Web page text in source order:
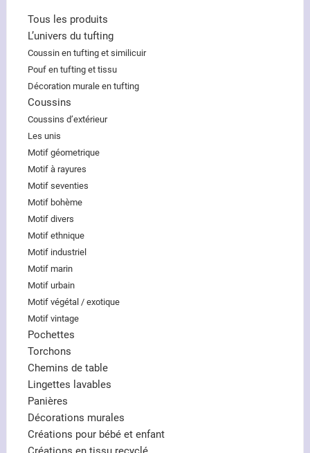
Tous les produits
L’univers du tufting
Coussin en tufting et similicuir
Pouf en tufting et tissu
Décoration murale en tufting
Coussins
Coussins d’extérieur
Les unis
Motif géometrique
Motif à rayures
Motif seventies
Motif bohème
Motif divers
Motif ethnique
Motif industriel
Motif marin
Motif urbain
Motif végétal / exotique
Motif vintage
Pochettes
Torchons
Chemins de table
Lingettes lavables
Panières
Décorations murales
Créations pour bébé et enfant